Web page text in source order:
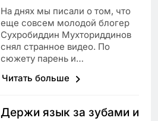
На днях мы писали о том, что
еще совсем молодой блогер
Сухробиддин Мухториддинов
снял странное видео. По
сюжету парень и…
Читать больше
Держи язык за зубами и